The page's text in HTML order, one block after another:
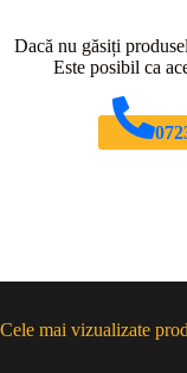
Dacă nu găsiți
Este posibil ca
Cele mai vizualizate